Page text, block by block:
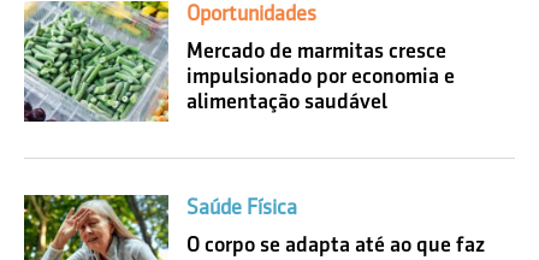
Oportunidades
Mercado de marmitas cresce
impulsionado por economia e
alimentação saudável
Saúde Física
O corpo se adapta até ao que faz